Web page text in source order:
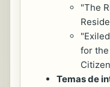
"The
for
Temas de